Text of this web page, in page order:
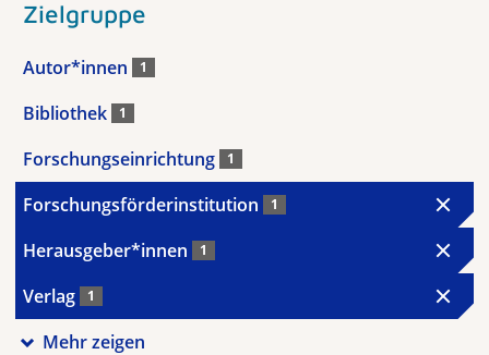
Zielgruppe
Autor*innen 1
Bibliothek 1
Forschungseinrichtung 1
Forschungsförderinstitution 1
Herausgeber*innen 1
Verlag 1
Mehr zeigen